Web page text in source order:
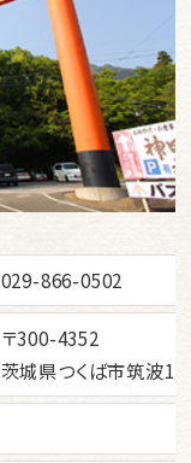
029-866-0502
〒300-4352
茨城県つくば市筑波1